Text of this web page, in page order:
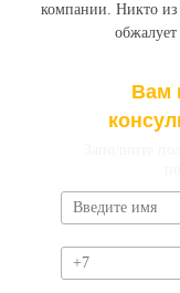
компании. Никто
Вам